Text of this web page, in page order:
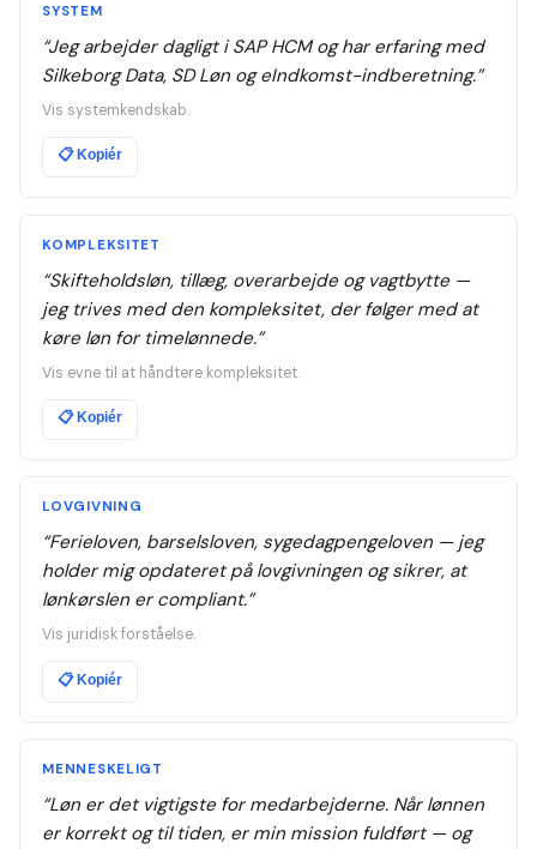
SYSTEM
“Jeg arbejder dagligt i SAP HCM og har erfaring med
Silkeborg Data, SD Løn og eIndkomst-indberetning.”
Vis systemkendskab.
📋Kopiér
KOMPLEKSITET
“Skifteholdsløn, tillæg, overarbejde og vagtbytte —
jeg trives med den kompleksitet, der følger med at
køre løn for timelønnede.”
Vis evne til at håndtere kompleksitet.
📋Kopiér
LOVGIVNING
“Ferieloven, barselsloven, sygedagpengeloven — jeg
holder mig opdateret på lovgivningen og sikrer, at
lønkørslen er compliant.”
Vis juridisk forståelse.
📋Kopiér
MENNESKELIGT
“Løn er det vigtigste for medarbejderne. Når lønnen
er korrekt og til tiden, er min mission fuldført — og